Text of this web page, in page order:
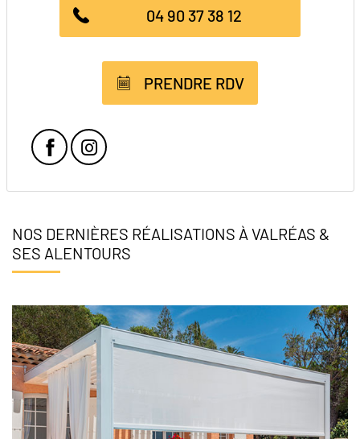
04 90 37 38 12
PRENDRE RDV
Facebook
Instagram
NOS DERNIÈRES RÉALISATIONS À VALRÉAS &
SES ALENTOURS